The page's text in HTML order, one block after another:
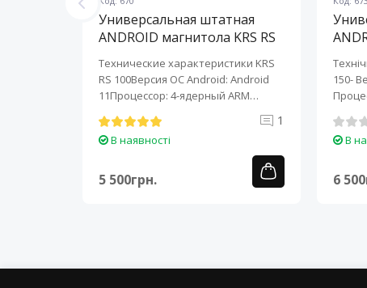
Универсальная штатная
ANDROID магнитола KRS RS
Технические характеристики KRS
RS 100Версия ОС Android: Android
11Процессор: 4-ядерный ARM
1
В наявності
5 500грн.
150-
В
6